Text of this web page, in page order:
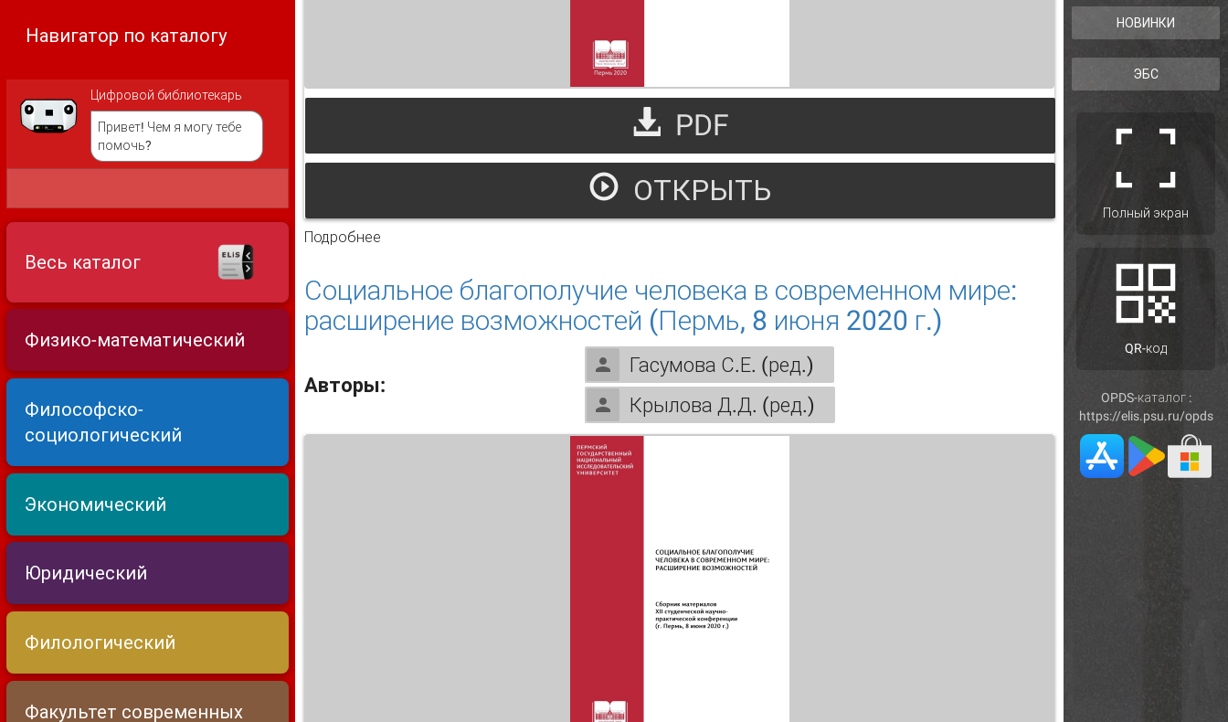
Навигатор по каталогу
Цифровой библиотекарь
Привет! Чем я могу тебе
помочь?
Весь каталог
Физико-математический
Философско-
социологический
Экономический
Юридический
Филологический
Факультет современных
PDF
ОТКРЫТЬ
Подробнее
Социальное благополучие человека в современном мире:
расширение возможностей (Пермь, 8 июня 2020 г.)
Авторы:
Гасумова С.Е. (ред.)
Крылова Д.Д. (ред.)
НОВИНКИ
ЭБС
Полный экран
QR-код
OPDS-каталог :
https://elis.psu.ru/opds